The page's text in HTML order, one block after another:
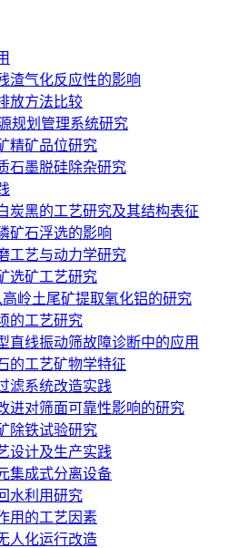
渣气化反应性的影响
放方法比较
规划管理系统研究
精矿品位研究
石墨脱硅除杂研究
炭黑的工艺研究及其结构表征
矿石浮选的影响
工艺与动力学研究
选矿工艺研究
岭土尾矿提取氧化铝的研究
的工艺研究
直线振动筛故障诊断中的应用
的工艺矿物学特征
滤系统改造实践
进对筛面可靠性影响的研究
除铁试验研究
设计及生产实践
集成式分离设备
水利用研究
用的工艺因素
人化运行改造